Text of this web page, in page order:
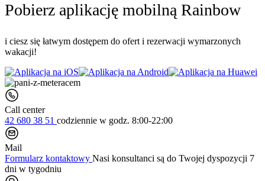
Pobierz aplikację mobilną Rainbow
i ciesz się łatwym dostępem do ofert i rezerwacji wymarzonych
wakacji!
Call center
42 680 38 51 codziennie w godz. 8:00-22:00
Mail
Formularz kontaktowy Nasi konsultanci są do Twojej dyspozycji 7
dni w tygodniu